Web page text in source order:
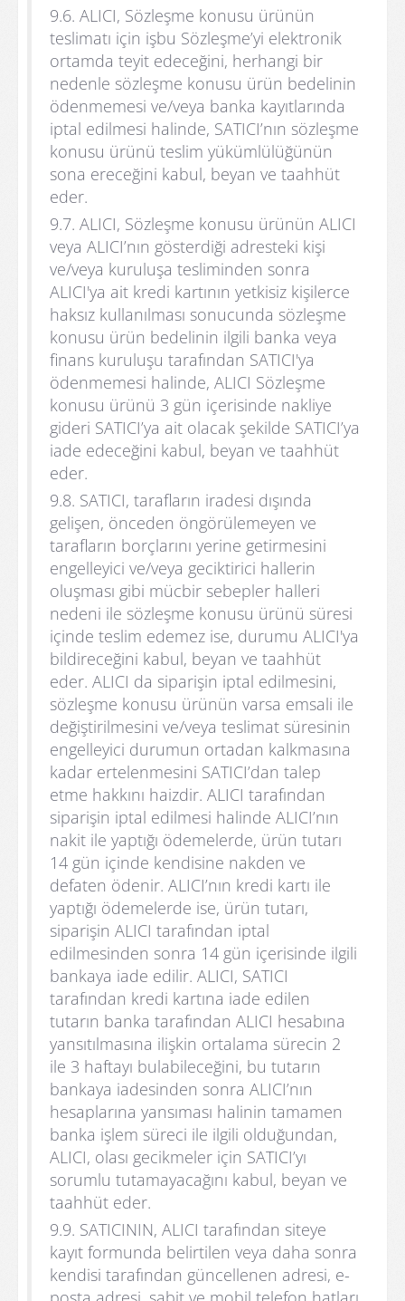
9.6. ALICI, Sözleşme konusu ürünün
teslimatı için işbu Sözleşme’yi elektronik
ortamda teyit edeceğini, herhangi bir
nedenle sözleşme konusu ürün bedelinin
ödenmemesi ve/veya banka kayıtlarında
iptal edilmesi halinde, SATICI’nın sözleşme
konusu ürünü teslim yükümlülüğünün
sona ereceğini kabul, beyan ve taahhüt
eder.
9.7. ALICI, Sözleşme konusu ürünün ALICI
veya ALICI’nın gösterdiği adresteki kişi
ve/veya kuruluşa tesliminden sonra
ALICI'ya ait kredi kartının yetkisiz kişilerce
haksız kullanılması sonucunda sözleşme
konusu ürün bedelinin ilgili banka veya
finans kuruluşu tarafından SATICI'ya
ödenmemesi halinde, ALICI Sözleşme
konusu ürünü 3 gün içerisinde nakliye
gideri SATICI’ya ait olacak şekilde SATICI’ya
iade edeceğini kabul, beyan ve taahhüt
eder.
9.8. SATICI, tarafların iradesi dışında
gelişen, önceden öngörülemeyen ve
tarafların borçlarını yerine getirmesini
engelleyici ve/veya geciktirici hallerin
oluşması gibi mücbir sebepler halleri
nedeni ile sözleşme konusu ürünü süresi
içinde teslim edemez ise, durumu ALICI'ya
bildireceğini kabul, beyan ve taahhüt
eder. ALICI da siparişin iptal edilmesini,
sözleşme konusu ürünün varsa emsali ile
değiştirilmesini ve/veya teslimat süresinin
engelleyici durumun ortadan kalkmasına
kadar ertelenmesini SATICI’dan talep
etme hakkını haizdir. ALICI tarafından
siparişin iptal edilmesi halinde ALICI’nın
nakit ile yaptığı ödemelerde, ürün tutarı
14 gün içinde kendisine nakden ve
defaten ödenir. ALICI’nın kredi kartı ile
yaptığı ödemelerde ise, ürün tutarı,
siparişin ALICI tarafından iptal
edilmesinden sonra 14 gün içerisinde ilgili
bankaya iade edilir. ALICI, SATICI
tarafından kredi kartına iade edilen
tutarın banka tarafından ALICI hesabına
yansıtılmasına ilişkin ortalama sürecin 2
ile 3 haftayı bulabileceğini, bu tutarın
bankaya iadesinden sonra ALICI’nın
hesaplarına yansıması halinin tamamen
banka işlem süreci ile ilgili olduğundan,
ALICI, olası gecikmeler için SATICI’yı
sorumlu tutamayacağını kabul, beyan ve
taahhüt eder.
9.9. SATICININ, ALICI tarafından siteye
kayıt formunda belirtilen veya daha sonra
kendisi tarafından güncellenen adresi, e-